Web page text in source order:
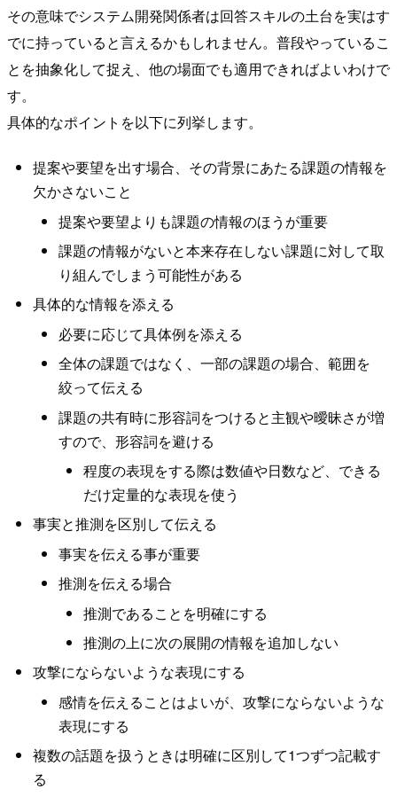
その意味でシステム開発関係者は回答スキルの土台を実はす
でに持っていると言えるかもしれません。普段やっているこ
とを抽象化して捉え、他の場面でも適用できればよいわけで
す。
具体的なポイントを以下に列挙します。
提案や要望を出す場合、その背景にあたる課題の情報を
欠かさないこと
提案や要望よりも課題の情報のほうが重要
課題の情報がないと本来存在しない課題に対して取
り組んでしまう可能性がある
具体的な情報を添える
必要に応じて具体例を添える
全体の課題ではなく、一部の課題の場合、範囲を
絞って伝える
課題の共有時に形容詞をつけると主観や曖昧さが増
すので、形容詞を避ける
程度の表現をする際は数値や日数など、できる
だけ定量的な表現を使う
事実と推測を区別して伝える
事実を伝える事が重要
推測を伝える場合
推測であることを明確にする
推測の上に次の展開の情報を追加しない
攻撃にならないような表現にする
感情を伝えることはよいが、攻撃にならないような
表現にする
複数の話題を扱うときは明確に区別して1つずつ記載す
る